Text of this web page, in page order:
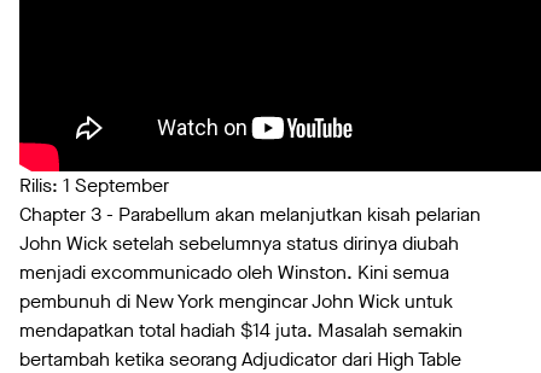
Rilis: 1 September
Chapter 3 - Parabellum akan melanjutkan kisah pelarian
John Wick setelah sebelumnya status dirinya diubah
menjadi excommunicado oleh Winston. Kini semua
pembunuh di New York mengincar John Wick untuk
mendapatkan total hadiah $14 juta. Masalah semakin
bertambah ketika seorang Adjudicator dari High Table